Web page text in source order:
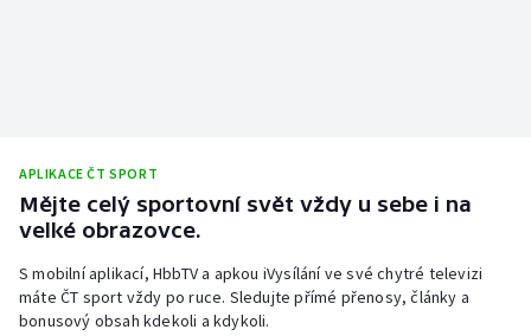
APLIKACE ČT SPORT
Mějte celý sportovní svět vždy u sebe i na
velké obrazovce.
S mobilní aplikací, HbbTV a apkou iVysílání ve své chytré televizi
máte ČT sport vždy po ruce. Sledujte přímé přenosy, články a
bonusový obsah kdekoli a kdykoli.